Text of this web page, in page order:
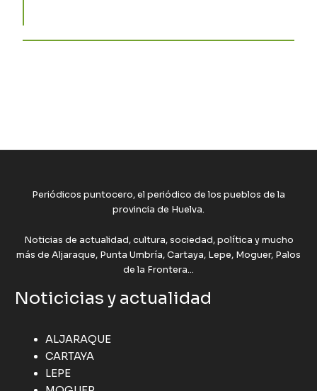
Periódicos puntocero, el periódico de los pueblos de la
provincia de Huelva.
Noticias de actualidad, cultura, sociedad, política y mucho
más de Aljaraque, Punta Umbría, Cartaya, Lepe, Moguer, Palos
de la Frontera...
Noticicias y actualidad
ALJARAQUE
CARTAYA
LEPE